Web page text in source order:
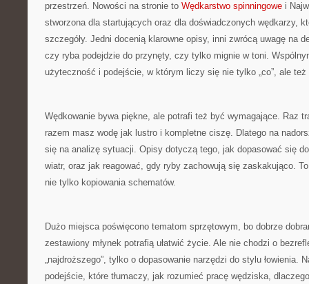
przestrzeń. Nowości na stronie to Wędkarstwo spinningowe i
stworzona dla startujących oraz dla doświadczonych wędkarzy,
szczegóły. Jedni docenią klarowne opisy, inni zwrócą uwagę na
czy ryba podejdzie do przynęty, czy tylko mignie w toni.
użyteczność i podejście, w którym liczy się nie tylko „co”, ale też
Wędkowanie bywa piękne, ale potrafi też być wymagające. Raz
razem masz wodę jak lustro i kompletne ciszę. Dlatego na
się na analizę sytuacji. Opisy dotyczą tego, jak dopasować się
wiatr, oraz jak reagować, gdy ryby zachowują się zaskakująco.
nie tylko kopiowania schematów.
Dużo miejsca poświęcono tematom sprzętowym, bo dobrze
zestawiony młynek potrafią ułatwić życie. Ale nie chodzi o
„najdroższego”, tylko o dopasowanie narzędzi do stylu łowienia.
podejście, które tłumaczy, jak rozumieć pracę wędziska,